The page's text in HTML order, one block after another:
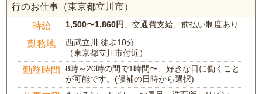
行のお仕事（東京都立川市）
時給 1,500〜1,860円 、交通費支給、前払い制度あり
勤務地
西武立川 徒歩10分
（東京都立川市付近）
勤務時間
8時～20時の間で1時間〜、好きな日に働くこと
が可能です。(候補の日時から選択)